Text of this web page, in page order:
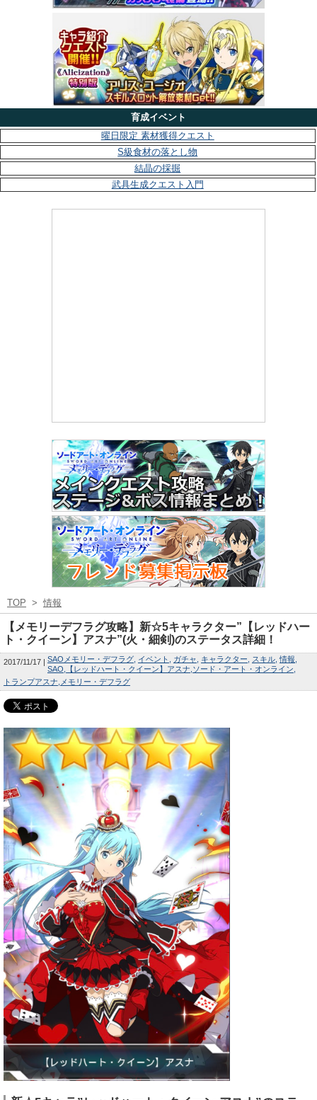
育成イベント
曜日限定 素材獲得クエスト
S級食材の落とし物
結晶の採掘
武具生成クエスト入門
TOP > 情報
【メモリーデフラグ攻略】新☆5キャラクター”【レッドハー
ト・クイーン】アスナ”(火・細剣)のステータス詳細！
2017/11/17 SAOメモリー・デフラグ イベント ガチャ キャラクター スキル 情報
SAO
【レッドハート・クイーン】アスナ ソード・アート・オンライン
トランプアスナ メモリー・デフラグ